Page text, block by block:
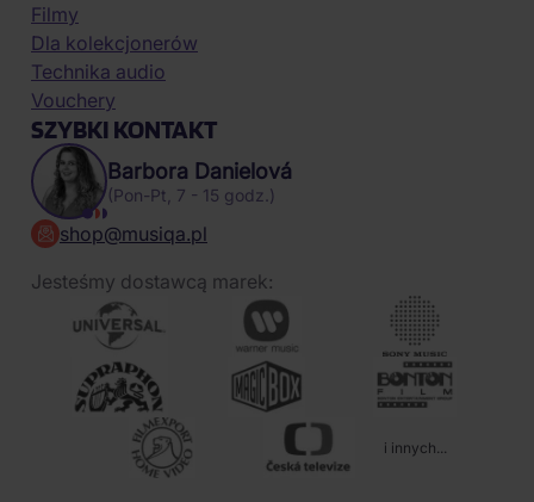
Filmy
Dla kolekcjonerów
Technika audio
Vouchery
SZYBKI KONTAKT
Barbora Danielová
(Pon-Pt, 7 - 15 godz.)
shop@musiqa.pl
Jesteśmy dostawcą marek:
i innych...